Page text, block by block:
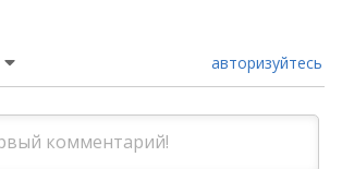
авторизуйтесь